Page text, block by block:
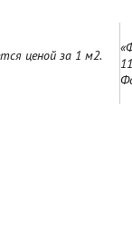
ценой за 1 м2.